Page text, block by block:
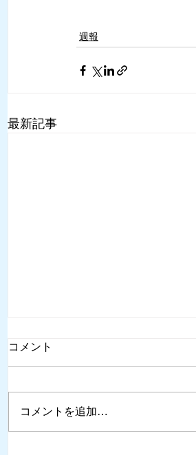
週報
最新記事
コメント
コメントを追加…